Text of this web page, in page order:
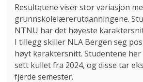
Resultatene viser stor variasjon
grunnskolelærerutdanningene.
NTNU har det høyeste
I tillegg skiller NLA Bergen seg
høyt karaktersnitt. Studentene
sett kullet fra 2024, og disse tar
fjerde semester.